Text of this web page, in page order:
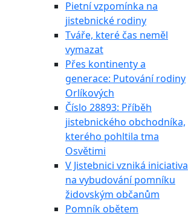
Pietní vzpomínka na
jistebnické rodiny
Tváře, které čas neměl
vymazat
Přes kontinenty a
generace: Putování rodiny
Orlíkových
Číslo 28893: Příběh
jistebnického obchodníka,
kterého pohltila tma
Osvětimi
V Jistebnici vzniká iniciativa
na vybudování pomníku
židovským občanům
Pomník obětem